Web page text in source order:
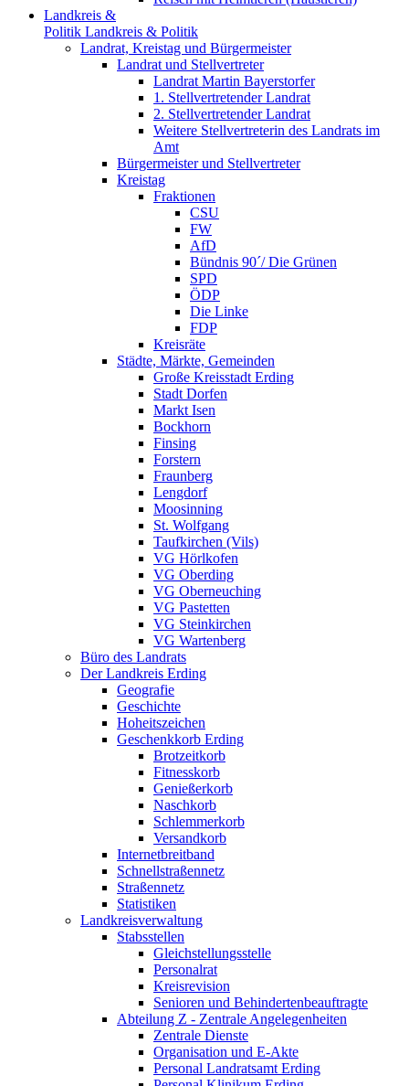
Landkreis &
Politik Landkreis & Politik
Landrat, Kreistag und Bürgermeister
Landrat und Stellvertreter
Landrat Martin Bayerstorfer
1. Stellvertretender Landrat
2. Stellvertretender Landrat
Weitere Stellvertreterin des Landrats im
Amt
Bürgermeister und Stellvertreter
Kreistag
Fraktionen
CSU
FW
AfD
Bündnis 90´/ Die Grünen
SPD
ÖDP
Die Linke
FDP
Kreisräte
Städte, Märkte, Gemeinden
Große Kreisstadt Erding
Stadt Dorfen
Markt Isen
Bockhorn
Finsing
Forstern
Fraunberg
Lengdorf
Moosinning
St. Wolfgang
Taufkirchen (Vils)
VG Hörlkofen
VG Oberding
VG Oberneuching
VG Pastetten
VG Steinkirchen
VG Wartenberg
Büro des Landrats
Der Landkreis Erding
Geografie
Geschichte
Hoheitszeichen
Geschenkkorb Erding
Brotzeitkorb
Fitnesskorb
Genießerkorb
Naschkorb
Schlemmerkorb
Versandkorb
Internetbreitband
Schnellstraßennetz
Straßennetz
Statistiken
Landkreisverwaltung
Stabsstellen
Gleichstellungsstelle
Personalrat
Kreisrevision
Senioren und Behindertenbeauftragte
Abteilung Z - Zentrale Angelegenheiten
Zentrale Dienste
Organisation und E-Akte
Personal Landratsamt Erding